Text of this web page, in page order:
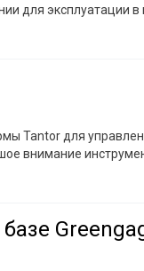
для эксплуатации
Tantor для
внимание